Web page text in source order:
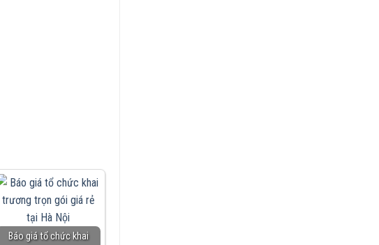
Báo giá tổ chức khai